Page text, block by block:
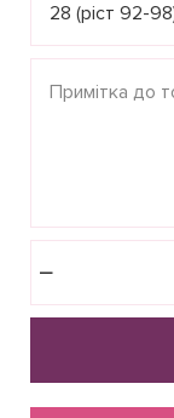
28 (ріст 92-